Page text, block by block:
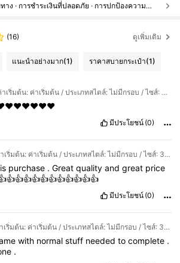
มีบริการเก็บเงินปลายทาง · การชำระเงินที่ปลอดภัย · การปกป้องความเป็นส่วนตัว
(16) ดูเพิ่มเติม
แนะนำอย่างมาก(1) ราคาสบายกระเป๋า(1)
ค่าเริ่มต้น: ค่าเริ่มต้น / ประเภทสไตล์: ไม่มีกรอบ / ไซส์: 20*30
มีประโยชน์ (0)
ค่าเริ่มต้น: ค่าเริ่มต้น / ประเภทสไตล์: ไม่มีกรอบ / ไซส์: 30*40
purchase .Greatqualityandgreat price
มีประโยชน์ (0)
ค่าเริ่มต้น: ค่าเริ่มต้น / ประเภทสไตล์: ไม่มีกรอบ / ไซส์: 30*40
with normalstuff neededtocomplete .
.